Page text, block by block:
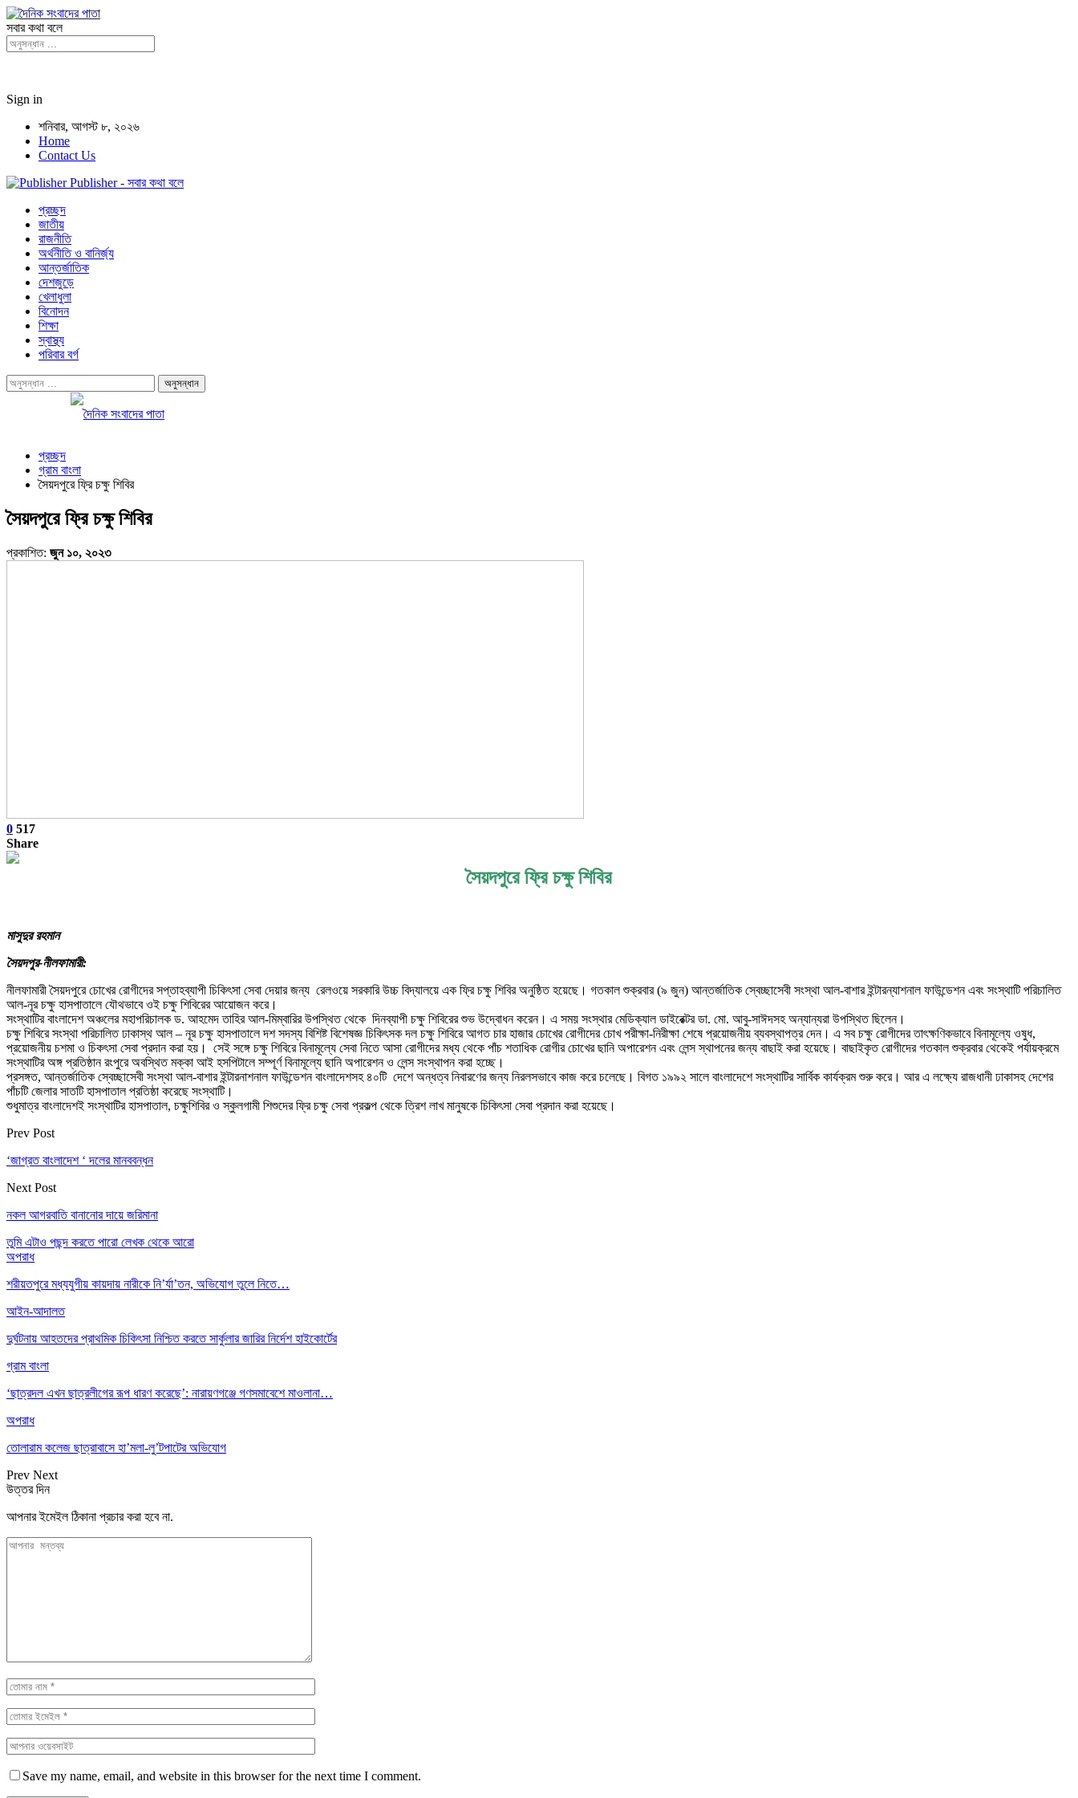
সবার কথা বলে
Sign in
শনিবার, আগস্ট ৮, ২০২৬
Home
Contact Us
Publisher - সবার কথা বলে
প্রচ্ছদ
জাতীয়
রাজনীতি
অর্থনীতি ও বানির্জ্য
আন্তর্জাতিক
দেশজুড়ে
খেলাধুলা
বিনোদন
শিক্ষা
স্বাস্থ্য
পরিবার বর্গ
প্রচ্ছদ
গ্রাম বাংলা
সৈয়দপুরে ফ্রি চক্ষু শিবির
সৈয়দপুরে ফ্রি চক্ষু শিবির
প্রকাশিত: জুন ১০, ২০২৩
0 517
Share
সৈয়দপুরে ফ্রি চক্ষু শিবির
মাসুদুর রহমান
সৈয়দপুর-নীলফামারী:
নীলফামারী সৈয়দপুরে চোখের রোগীদের সপ্তাহব্যাপী চিকিৎসা সেবা দেয়ার জন্য রেলওয়ে সরকারি উচ্চ বিদ্যালয়ে এক ফ্রি চক্ষু শিবির অনুষ্ঠিত হয়েছে। গতকাল শুক্রবার (৯ জুন) আন্তর্জাতিক স্বেচ্ছাসেবী সংস্থা আল-বাশার ইন্টারন্যাশনাল ফাউন্ডেশন এবং সংস্থাটি পরিচালিত
আল-নূর চক্ষু হাসপাতালে যৌথভাবে ওই চক্ষু শিবিরের আয়োজন করে।
সংস্থাটির বাংলাদেশ অঞ্চলের মহাপরিচালক ড. আহমেদ তাহির আল-মিম্বারির উপস্থিত থেকে দিনব্যাপী চক্ষু শিবিরের শুভ উদ্বোধন করেন। এ সময় সংস্থার মেডিক্যাল ডাইরেক্টর ডা. মো. আবু-সাঈদসহ অন্যান্যরা উপস্থিত ছিলেন।
চক্ষু শিবিরে সংস্থা পরিচালিত ঢাকাস্থ আল – নূর চক্ষু হাসপাতালে দশ সদস্য বিশিষ্ট বিশেষজ্ঞ চিকিৎসক দল চক্ষু শিবিরে আগত চার হাজার চোখের রোগীদের চোখ পরীক্ষা-নিরীক্ষা শেষে প্রয়োজনীয় ব্যবস্থাপত্র দেন। এ সব চক্ষু রোগীদের তাৎক্ষণিকভাবে বিনামূল্যে ওষুধ,
প্রয়োজনীয় চশমা ও চিকৎসা সেবা প্রদান করা হয়। সেই সঙ্গে চক্ষু শিবিরে বিনামূল্যে সেবা নিতে আসা রোগীদের মধ্য থেকে পাঁচ শতাধিক রোগীর চোখের ছানি অপারেশন এবং লেন্স স্থাপনের জন্য বাছাই করা হয়েছে। বাছাইকৃত রোগীদের গতকাল শুক্রবার থেকেই পর্যায়ক্রমে
সংস্থাটির অঙ্গ প্রতিষ্ঠান রংপুরে অবস্থিত মক্কা আই হসপিটালে সম্পূর্ণ বিনামূল্যে ছানি অপারেশন ও লেন্স সংস্থাপন করা হচ্ছে।
প্রসঙ্গত, আন্তর্জাতিক স্বেচ্ছাসেবী সংস্থা আল-বাশার ইন্টারনাশনাল ফাউন্ডেশন বাংলাদেশসহ ৪০টি দেশে অন্ধত্ব নিবারণের জন্য নিরলসভাবে কাজ করে চলেছে। বিগত ১৯৯২ সালে বাংলাদেশে সংস্থাটির সার্বিক কার্যক্রম শুরু করে। আর এ লক্ষ্যে রাজধানী ঢাকাসহ দেশের
পাঁচটি জেলার সাতটি হাসপাতাল প্রতিষ্ঠা করেছে সংস্থাটি।
শুধুমাত্র বাংলাদেশই সংস্থাটির হাসপাতাল, চক্ষুশিবির ও স্কুলগামী শিশুদের ফ্রি চক্ষু সেবা প্রকল্প থেকে ত্রিশ লাখ মানুষকে চিকিৎসা সেবা প্রদান করা হয়েছে।
Prev Post
‘জাগ্রত বাংলাদেশ ‘ দলের মানববন্ধন
Next Post
নকল আগরবাতি বানানোর দায়ে জরিমানা
তুমি এটাও পছন্দ করতে পারো লেখক থেকে আরো
অপরাধ
শরীয়তপুরে মধ্যযুগীয় কায়দায় নারীকে নি’র্যা’তন, অভিযোগ তুলে নিতে…
আইন-আদালত
দুর্ঘটনায় আহতদের প্রাথমিক চিকিৎসা নিশ্চিত করতে সার্কুলার জারির নির্দেশ হাইকোর্টের
গ্রাম বাংলা
‘ছাত্রদল এখন ছাত্রলীগের রূপ ধারণ করেছে’: নারায়ণগঞ্জে গণসমাবেশে মাওলানা…
অপরাধ
তোলারাম কলেজ ছাত্রাবাসে হা’মলা-লু’টপাটের অভিযোগ
Prev Next
উত্তর দিন
আপনার ইমেইল ঠিকানা প্রচার করা হবে না.
Save my name, email, and website in this browser for the next time I comment.